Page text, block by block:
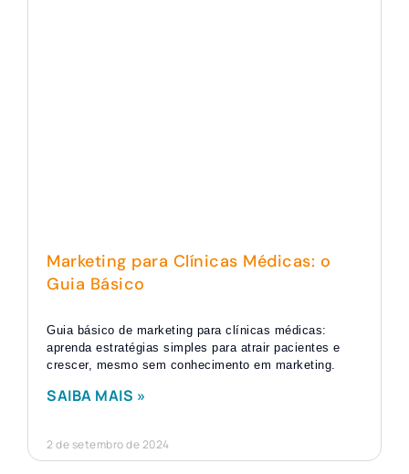
Marketing para Clínicas Médicas: o
Guia Básico
Guia básico de marketing para clínicas médicas:
aprenda estratégias simples para atrair pacientes e
crescer, mesmo sem conhecimento em marketing.
SAIBA MAIS »
2 de setembro de 2024